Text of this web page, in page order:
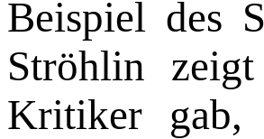
Beispiel des
Ströhlin
Kritiker gab,